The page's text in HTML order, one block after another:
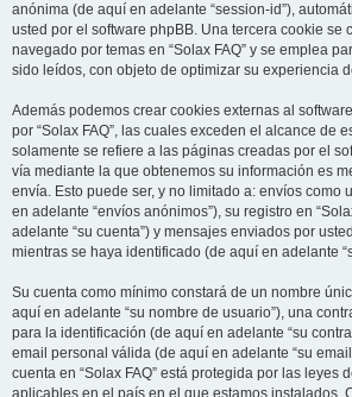
anónima (de aquí en adelante “session-id”),
usted por el software phpBB. Una tercera cookie se
navegado por temas en “Solax FAQ” y se emplea
sido leídos, con objeto de optimizar su experiencia
Además podemos crear cookies externas al
por “Solax FAQ”, las cuales exceden el alcance de
solamente se refiere a las páginas creadas por el
vía mediante la que obtenemos su información es
envía. Esto puede ser, y no limitado a: envíos como
en adelante “envíos anónimos”), su registro en
adelante “su cuenta”) y mensajes enviados por
mientras se haya identificado (de aquí en adelante
Su cuenta como mínimo constará de un nombre
aquí en adelante “su nombre de usuario”), una
para la identificación (de aquí en adelante “su
email personal válida (de aquí en adelante “su
cuenta en “Solax FAQ” está protegida por las leyes
aplicables en el país en el que estamos instalados.